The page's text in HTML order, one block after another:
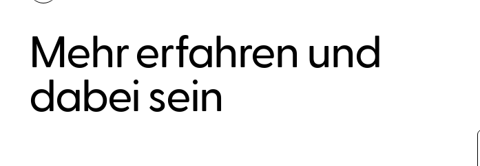
Mehr erfahren und
dabei sein